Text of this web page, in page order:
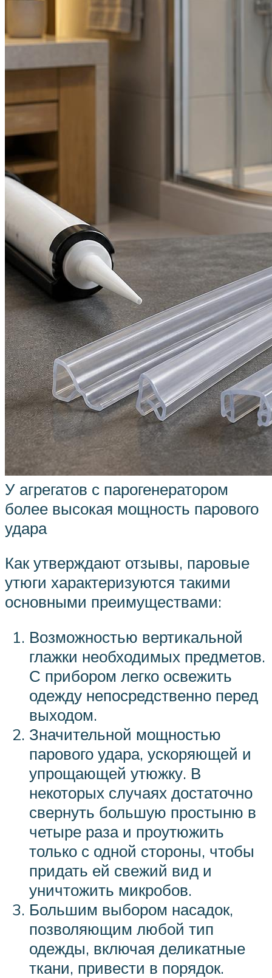
У агрегатов с парогенератором
более высокая мощность парового
удара
Как утверждают отзывы, паровые
утюги характеризуются такими
основными преимуществами:
Возможностью вертикальной
глажки необходимых предметов.
С прибором легко освежить
одежду непосредственно перед
выходом.
Значительной мощностью
парового удара, ускоряющей и
упрощающей утюжку. В
некоторых случаях достаточно
свернуть большую простыню в
четыре раза и проутюжить
только с одной стороны, чтобы
придать ей свежий вид и
уничтожить микробов.
Большим выбором насадок,
позволяющим любой тип
одежды, включая деликатные
ткани, привести в порядок.